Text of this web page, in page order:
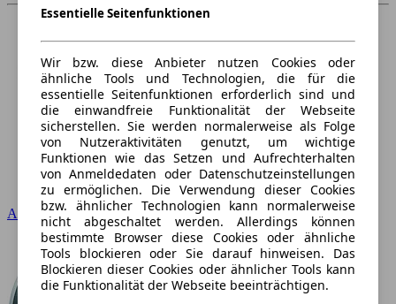
Audi
Essentielle Seitenfunktionen
Wir bzw. diese Anbieter nutzen Cookies oder
ähnliche Tools und Technologien, die für die
essentielle Seitenfunktionen erforderlich sind und
die einwandfreie Funktionalität der Webseite
sicherstellen. Sie werden normalerweise als Folge
von Nutzeraktivitäten genutzt, um wichtige
Funktionen wie das Setzen und Aufrechterhalten
von Anmeldedaten oder Datenschutzeinstellungen
zu ermöglichen. Die Verwendung dieser Cookies
bzw. ähnlicher Technologien kann normalerweise
nicht abgeschaltet werden. Allerdings können
bestimmte Browser diese Cookies oder ähnliche
Tools blockieren oder Sie darauf hinweisen. Das
Blockieren dieser Cookies oder ähnlicher Tools kann
die Funktionalität der Webseite beeinträchtigen.